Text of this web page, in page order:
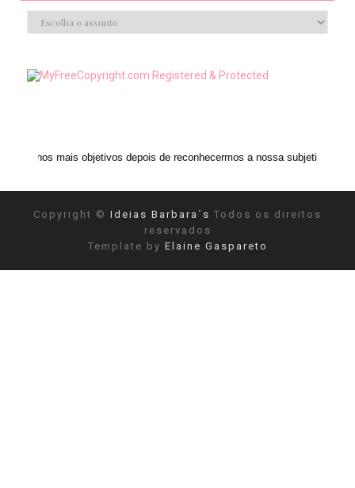
objetivos depois de reconhecermos a nossa subjetividade." ANAIS NIN
Copyright © Ideias Barbara´s Todos os direitos
reservados
Template by Elaine Gaspareto